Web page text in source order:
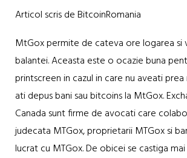
Articol scris de BitcoinRomania
MtGox permite de cateva ore logarea si
balantei. Aceasta este o ocazie buna
printscreen in cazul in care nu aveati
ati depus bani sau bitcoins la MtGox.
Canada sunt firme de avocati care
judecata MTGox, proprietarii MTGox si
lucrat cu MTGox. De obicei se castiga